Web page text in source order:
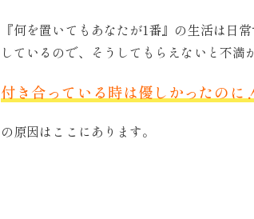
『何を置いてもあなたが1番』の生活は日
しているので、そうしてもらえないと不満
付き合っている時は優しかったのに
の原因はここにあります。